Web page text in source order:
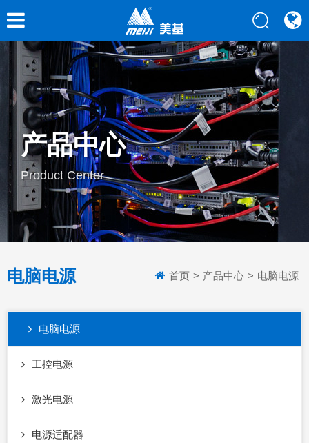
产品中心
Product Center
电脑电源 首页 > 产品中心 > 电脑电源
电脑电源
工控电源
激光电源
电源适配器